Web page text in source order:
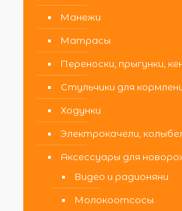
Манежи
Матрасы
Переноски, прыгунки,
Стульчики для
Ходунки
Электрокачели,
Аксессуары для
Видео и радионяни
Молокоотсосы